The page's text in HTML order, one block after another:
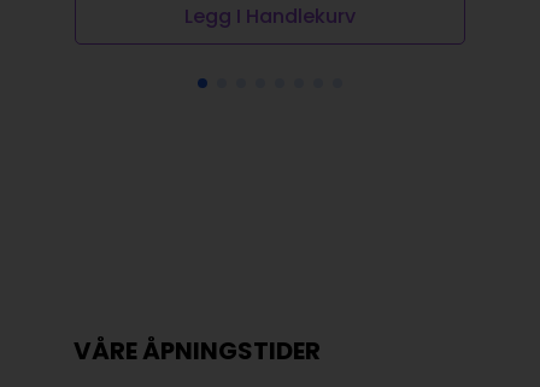
Legg I Handlekurv
VÅRE ÅPNINGSTIDER